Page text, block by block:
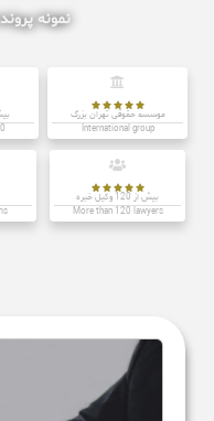
نمونه





موسسه حقوقی تهران بزرگ
International group
بیش





بیش از 120 وکیل خبره
More than 120 lawyers